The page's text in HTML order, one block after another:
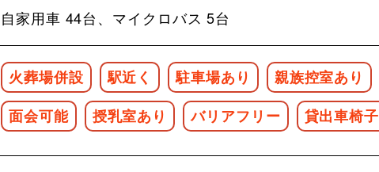
自家用車 44台、マイクロバス 5台
火葬場併設 駅近く 駐車場あり 親族控室あり
面会可能
授乳室あり バリアフリー 貸出車椅子